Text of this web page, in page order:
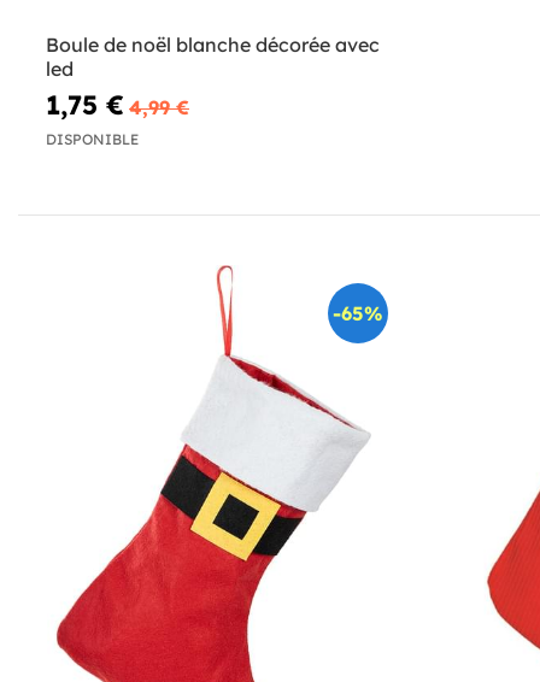
Boule de noël blanche décorée avec
led
1,75 € 4,99 €
DISPONIBLE
-65%